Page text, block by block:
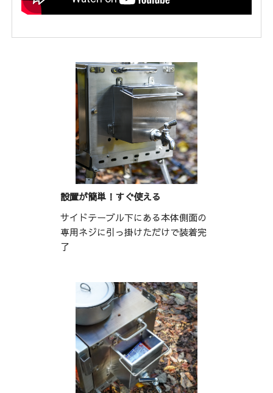
設置が簡単！すぐ使える
サイドテーブル下にある本体側面の
専用ネジに引っ掛けただけで装着完
了